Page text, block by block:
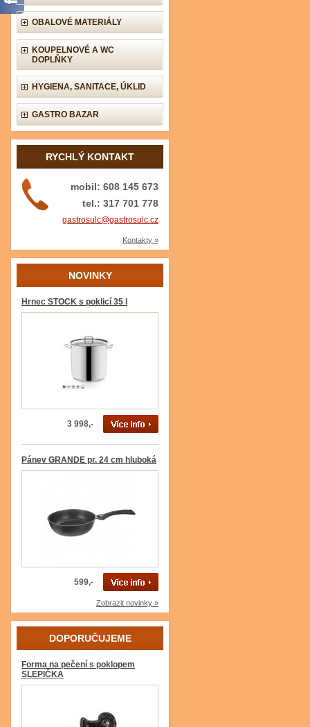
OBALOVÉ MATERIÁLY
KOUPELNOVÉ A WC
DOPLŇKY
HYGIENA, SANITACE, ÚKLID
GASTRO BAZAR
RYCHLÝ KONTAKT
mobil: 608 145 673
tel.: 317 701 778
gastrosulc@gastrosulc.cz
Kontakty »
NOVINKY
Hrnec STOCK s poklicí 35 l
3 998,-
Pánev GRANDE pr. 24 cm hluboká
599,-
Zobrazit novinky »
DOPORUČUJEME
Forma na pečení s poklopem
SLEPIČKA